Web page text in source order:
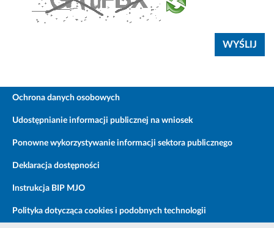
Ochrona danych osobowych
Udostępnianie informacji publicznej na wniosek
Ponowne wykorzystywanie informacji sektora publicznego
Deklaracja dostępności
Instrukcja BIP MJO
Polityka dotycząca cookies i podobnych technologii